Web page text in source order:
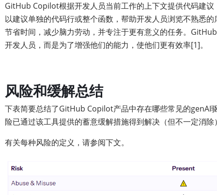
GitHub Copilot根据开发人员当前工作的上下文提供代码建议
以建议单独的代码行或整个函数，帮助开发人员浏览不熟悉
节省时间，减少脑力劳动，并专注于更有意义的任务。
开发人员，而是为了增强他们的能力，使他们更有效率[1]。
风险和缓解总结
下表简要总结了GitHub Copilot产品中存在哪些常见的genAI
险已通过该工具提供的蓄意缓解措施得到解决（但不一定消除
有关每种风险的定义，请参阅下文。